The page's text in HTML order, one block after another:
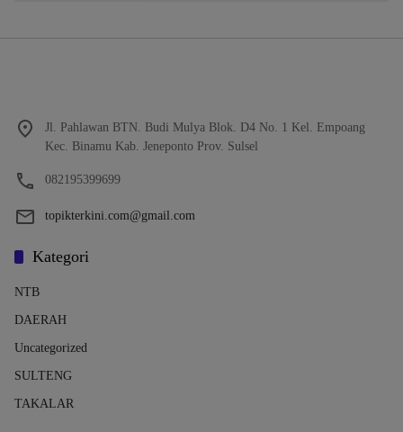
Jl. Pahlawan BTN. Budi Mulya Blok. D4 No. 1 Kel. Empoang
Kec. Binamu Kab. Jeneponto Prov. Sulsel
082195399699
topikterkini.com@gmail.com
Kategori
NTB
DAERAH
Uncategorized
SULTENG
TAKALAR